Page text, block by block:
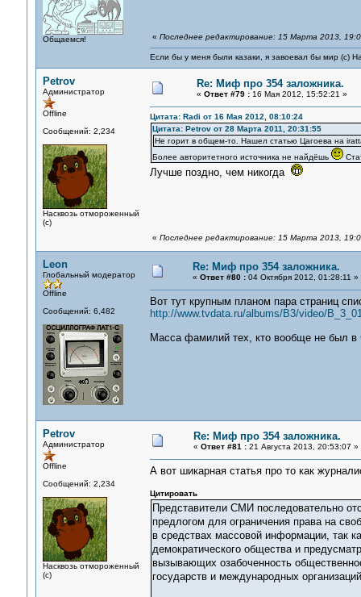
Общаемся! « Последнее редактирование: 15 Марта 2013,
Если бы у меня были казаки, я завоевал бы мир (с)
Petrov
Администратор
Offline
Сообщений: 2,234
Насквозь отмороженный
(с)
Re: Миф про 354 заложника.
« Ответ #79 :16 Мая 2012, 15:52:21 »
Цитата: Radi от 16 Мая 2012, 08:10:24
Цитата: Petrov от 28 Марта 2011, 20:31:55
Не горит в общем-то. Нашел статью Цагоева на
Более авторитетного источника не найдёшь
Лучше поздно, чем никогда
« Последнее редактирование: 15 Марта 2013,
Leon
Глобальный модератор
Offline
Сообщений: 6,482
Re: Миф про 354 заложника.
« Ответ #80 :04 Октября 2012, 01:28:11 »
Вот тут крупным планом пара страниц
http://www.tvdata.ru/albums/B3/video/
Масса фамилий тех, кто вообще не был в
Petrov
Администратор
Offline
Сообщений: 2,234
Насквозь отмороженный
(с)
Re: Миф про 354 заложника.
« Ответ #81 :21 Августа 2013, 20:53:07 »
А вот шикарная статья про то как
Цитировать
Представители СМИ последовательно
предлогом для ограничения права на
в средствах массовой информации, так
демократического общества и
вызывающих озабоченность
государств и международных